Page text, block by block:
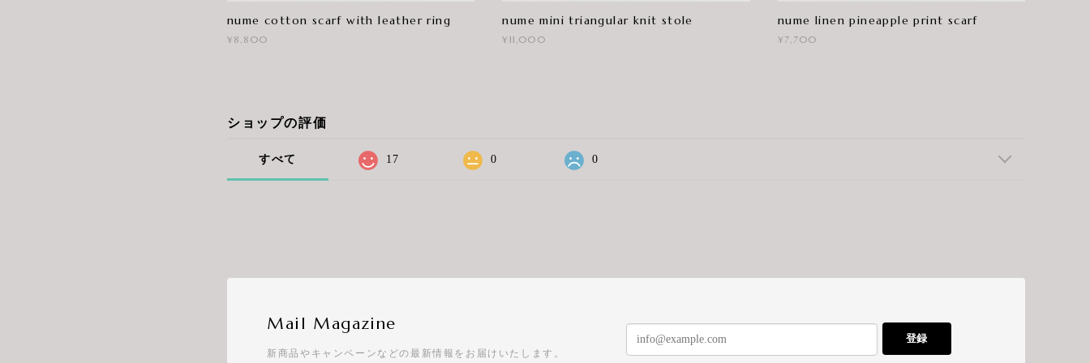
nume cotton scarf with leather ring
¥8,800
nume mini triangular knit stole
¥11,000
nume linen pineapple print scarf
¥7,700
ショップの評価
すべて 17 0 0
Mail Magazine
新商品やキャンペーンなどの最新情報をお届けいたします。
登録